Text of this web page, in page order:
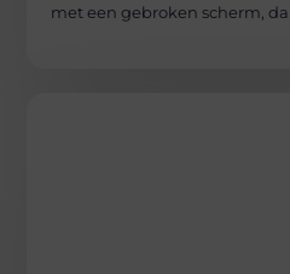
met een gebroken scherm,